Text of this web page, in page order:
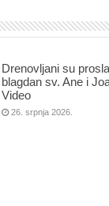
Drenovljani su
blagdan sv. Ane i
Video
26. srpnja 2026.